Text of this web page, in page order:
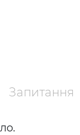
Запитання